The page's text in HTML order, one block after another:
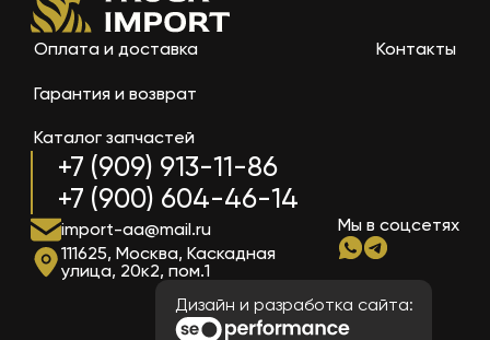
+7 (909) 913-11-86
+7 (900) 604-46-14
Оплата и доставка
Гарантия и возврат
Каталог запчастей
Контакты
import-aa@mail.ru
111625, Москва, Каскадная
улица, 20к2, пом.1
Мы в соцсетях
Дизайн и разработка сайта: